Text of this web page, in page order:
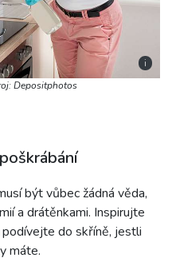
i
Depositphotos
být vůbec žádná věda,
a drátěnkami. Inspirujte
do skříně, jestli
máte.